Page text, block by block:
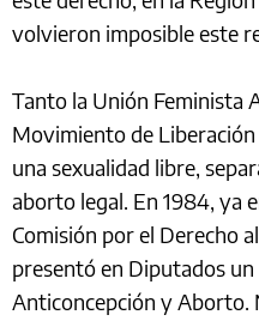
volvieron imposible este
Tanto la Unión Feminista
Movimiento de
una sexualidad libre,
aborto legal. En 1984, ya
Comisión por el Derecho
presentó en Diputados
Anticoncepción y Aborto.